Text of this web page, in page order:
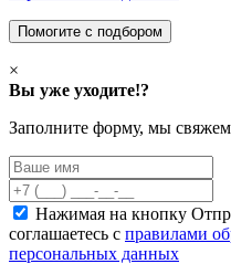
×
Вы уже уходите!?
Заполните форму, мы
Нажимая на кнопку
соглашаетесь с правилами
персональных данных